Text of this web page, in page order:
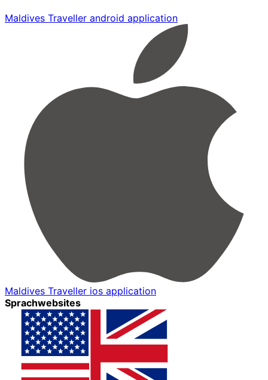
Maldives Traveller android application
Maldives Traveller ios application
Sprachwebsites